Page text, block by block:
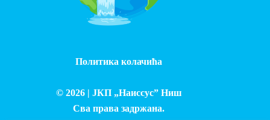
Политика колачића
© 2026 | ЈКП „Наиссус” Ниш
Сва права задржана.